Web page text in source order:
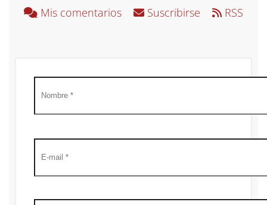
Mis comentarios Suscribirse RSS